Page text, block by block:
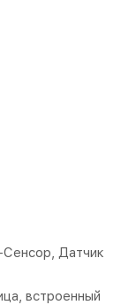
Датчик
встроенный